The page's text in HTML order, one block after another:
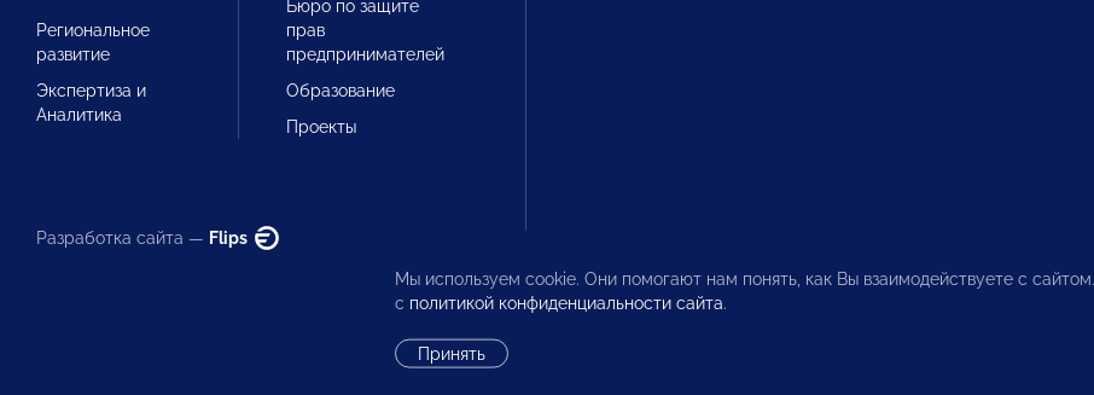
Региональное
развитие
Экспертиза и
Аналитика
Бюро по защите
прав
предпринимателей
Образование
Проекты
Разработка сайта — Flips
Мы используем cookie. Они помогают нам понять, как Вы взаимодействуете с
с политикой конфиденциальности сайта.
Принять